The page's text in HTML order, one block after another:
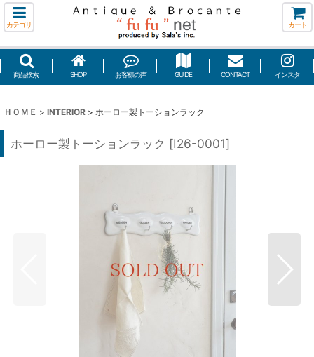
カテゴリ カート
商品検索 SHOP お客様の声 GUIDE CONTACT インスタ
ＨＯＭＥ > INTERIOR > ホーロー製トーションラック
ホーロー製トーションラック [I26-0001]